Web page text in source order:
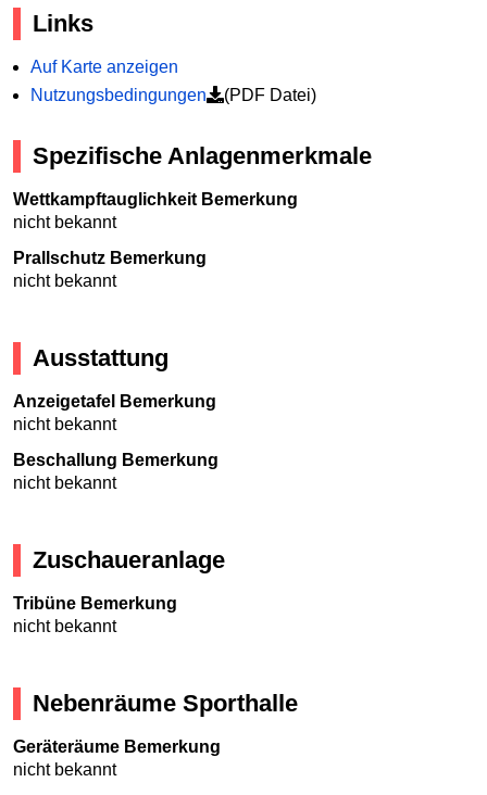
Links
Auf Karte anzeigen
Nutzungsbedingungen
(PDF Datei)
Spezifische Anlagenmerkmale
Wettkampftauglichkeit Bemerkung
nicht bekannt
Prallschutz Bemerkung
nicht bekannt
Ausstattung
Anzeigetafel Bemerkung
nicht bekannt
Beschallung Bemerkung
nicht bekannt
Zuschaueranlage
Tribüne Bemerkung
nicht bekannt
Nebenräume Sporthalle
Geräteräume Bemerkung
nicht bekannt